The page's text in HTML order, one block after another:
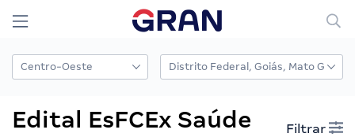
Edital EsFCEx Saúde Filtrar